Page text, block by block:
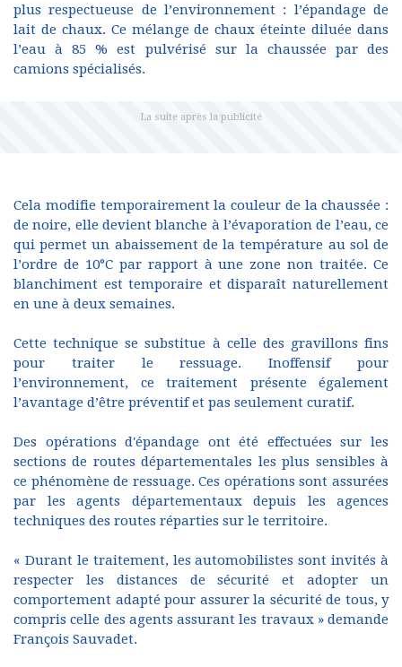
plus respectueuse de l’environnement : l’épandage de
lait de chaux. Ce mélange de chaux éteinte diluée dans
l’eau à 85 % est pulvérisé sur la chaussée par des
camions spécialisés.
Cela modifie temporairement la couleur de la chaussée :
de noire, elle devient blanche à l’évaporation de l’eau, ce
qui permet un abaissement de la température au sol de
l’ordre de 10°C par rapport à une zone non traitée. Ce
blanchiment est temporaire et disparaît naturellement
en une à deux semaines.
Cette technique se substitue à celle des gravillons fins
pour traiter le ressuage. Inoffensif pour
l’environnement, ce traitement présente également
l’avantage d’être préventif et pas seulement curatif.
Des opérations d'épandage ont été effectuées sur les
sections de routes départementales les plus sensibles à
ce phénomène de ressuage. Ces opérations sont assurées
par les agents départementaux depuis les agences
techniques des routes réparties sur le territoire.
« Durant le traitement, les automobilistes sont invités à
respecter les distances de sécurité et adopter un
comportement adapté pour assurer la sécurité de tous, y
compris celle des agents assurant les travaux » demande
François Sauvadet.